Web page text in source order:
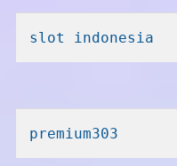
slot indonesia
premium303